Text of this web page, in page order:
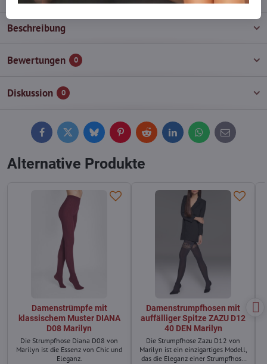
Beschreibung
Bewertungen 0
Diskussion 0
FacebookTwitterBlueskyPinterestReddit LinkedInWhatsApp
E-
mail
Alternative Produkte
Damenstrümpfe mit
klassischem Muster DIANA
D08 Marilyn
Die Strumpfhose Diana D08 von
Marilyn ist die Essenz von Chic und
Eleganz.
Damenstrumpfhosen mit
auffälliger Spitze ZAZU D12
40 DEN Marilyn
Die Strumpfhose Zazu D12 von
Marilyn ist ein einzigartiges Modell,
das die Eleganz einer Strumpfhose